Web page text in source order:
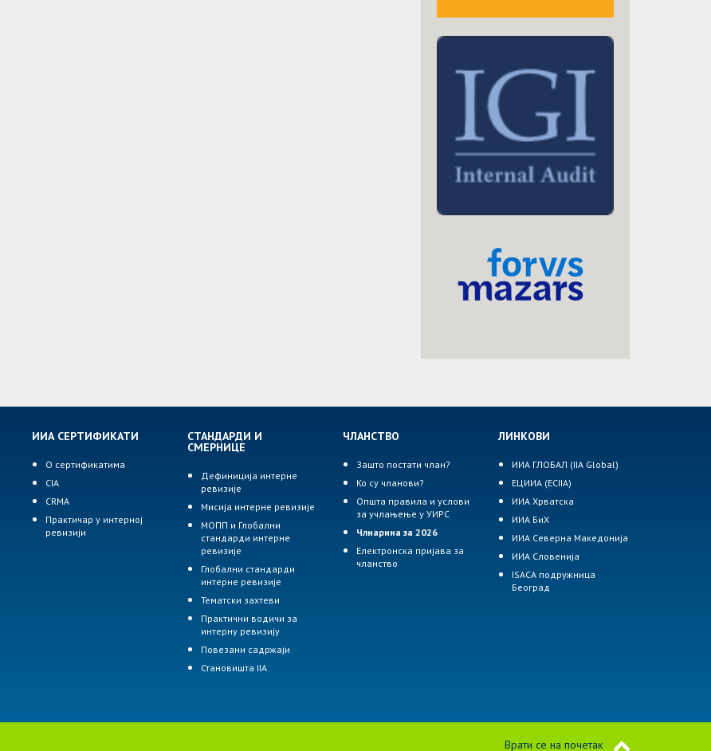
ИИА СЕРТИФИКАТИ
О сертификатима
CIA
CRMA
Практичар у интерној
ревизији
СТАНДАРДИ И
СМЕРНИЦЕ
Дефиниција интерне
ревизије
Мисија интерне ревизије
МОПП и Глобални
стандарди интерне
ревизије
Глобални стандарди
интерне ревизије
Тематски захтеви
Практични водичи за
интерну ревизију
Повезани садржаји
Становишта IIA
ЧЛАНСТВО
Зашто постати члан?
Ко су чланови?
Општа правила и услови
за учлањење у УИРС
Члнарина за 2026
Електронска пријава за
чланство
ЛИНКОВИ
ИИА ГЛОБАЛ (IIA Global)
ЕЦИИА (ECIIA)
ИИА Хрватска
ИИА БиХ
ИИА Северна Македонија
ИИА Словенија
ISACA подружница
Београд
Врати се на почетак